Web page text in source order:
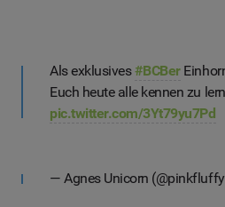
Als exklusives#BCBer
Euch heute alle kennen zu
pic.twitter.com/3Yt79yu7Pd
— Agnes Unicorn